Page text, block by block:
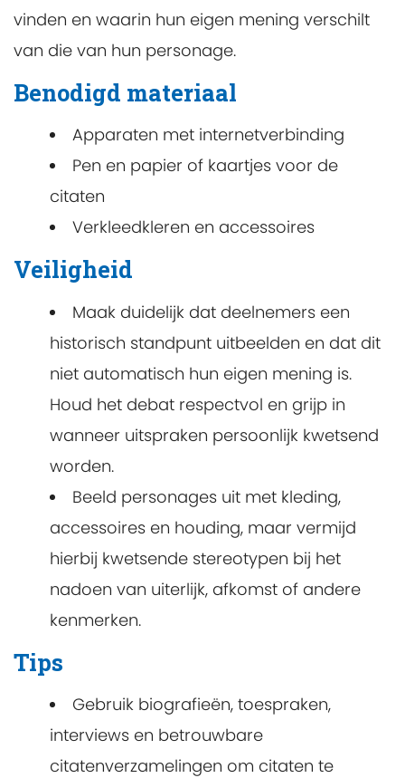
vinden en waarin hun eigen mening verschilt
van die van hun personage.
Benodigd materiaal
Apparaten met internetverbinding
Pen en papier of kaartjes voor de
citaten
Verkleedkleren en accessoires
Veiligheid
Maak duidelijk dat deelnemers een
historisch standpunt uitbeelden en dat dit
niet automatisch hun eigen mening is.
Houd het debat respectvol en grijp in
wanneer uitspraken persoonlijk kwetsend
worden.
Beeld personages uit met kleding,
accessoires en houding, maar vermijd
hierbij kwetsende stereotypen bij het
nadoen van uiterlijk, afkomst of andere
kenmerken.
Tips
Gebruik biografieën, toespraken,
interviews en betrouwbare
citatenverzamelingen om citaten te